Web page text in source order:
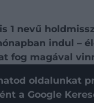
1 nevű
indul –
fog magával
oldalunkat
a Google